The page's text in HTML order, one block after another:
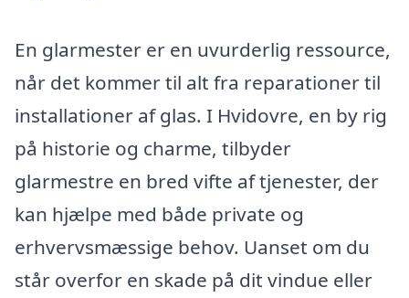
En glarmester er en uvurderlig ressource,
når det kommer til alt fra reparationer til
installationer af glas. I Hvidovre, en by rig
på historie og charme, tilbyder
glarmestre en bred vifte af tjenester, der
kan hjælpe med både private og
erhvervsmæssige behov. Uanset om du
står overfor en skade på dit vindue eller